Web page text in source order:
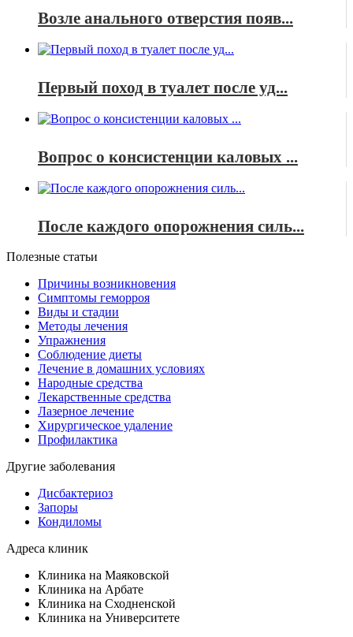
Возле анального отверстия появ...
Первый поход в туалет после уд...
Вопрос о консистенции каловых ...
После каждого опорожнения силь...
Полезные статьи
Причины возникновения
Симптомы геморроя
Виды и стадии
Методы лечения
Упражнения
Соблюдение диеты
Лечение в домашних условиях
Народные средства
Лекарственные средства
Лазерное лечение
Хирургическое удаление
Профилактика
Другие заболевания
Дисбактериоз
Запоры
Кондиломы
Адреса клиник
Клиника на Маяковской
Клиника на Арбате
Клиника на Сходненской
Клиника на Университете